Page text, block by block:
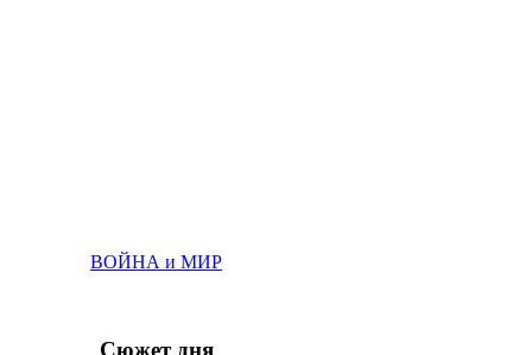
ВОЙНА и МИР
Сюжет дня